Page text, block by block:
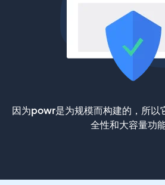
因为powr是为规模而构建的，所以
全性和大容量功能